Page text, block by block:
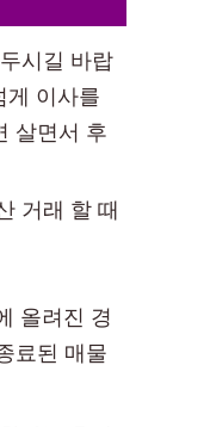
시길 바랍
게 이사를
살면서 후
거래 할 때
올려진 경
료된 매물